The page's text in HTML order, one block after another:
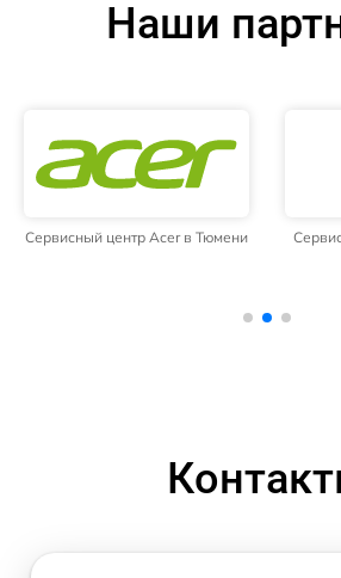
Наши
Сервисный центр Acer в Тюмени